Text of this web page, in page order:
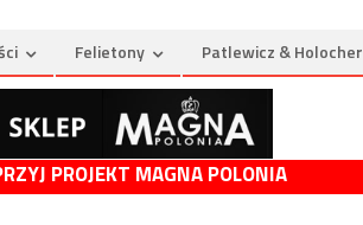
Felietony Patlewicz & Holocher
PROJEKT MAGNA POLONIA